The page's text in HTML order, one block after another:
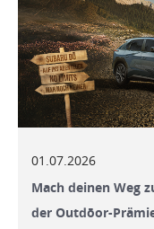
01.07.2026
Mach deinen Weg
der Outdōor-